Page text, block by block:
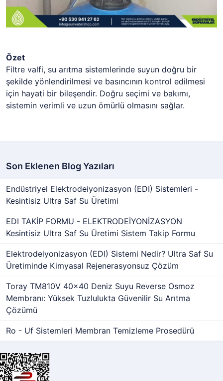
Özet
Filtre valfi, su arıtma sistemlerinde suyun doğru bir
şekilde yönlendirilmesi ve basıncının kontrol edilmesi
için hayati bir bileşendir. Doğru seçimi ve bakımı,
sistemin verimli ve uzun ömürlü olmasını sağlar.
Son Eklenen Blog Yazıları
Endüstriyel Elektrodeiyonizasyon (EDI) Sistemleri -
Kesintisiz Ultra Saf Su Üretimi
EDI TAKİP FORMU - ELEKTRODEİYONİZASYON
Kesintisiz Ultra Saf Su Üretimi Sistem Takip Formu
Elektrodeiyonizasyon (EDI) Sistemi Nedir? Ultra Saf Su
Üretiminde Kimyasal Rejenerasyonsuz Çözüm
Toray TM810V 40x40 Deniz Suyu Reverse Osmoz
Membranı: Yüksek Tuzlulukta Güvenilir Su Arıtma
Çözümü
Ro - Uf Sistemleri Membran Temizleme Prosedürü